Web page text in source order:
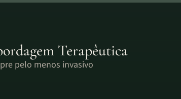
Terapêutica
pelo menos invasivo